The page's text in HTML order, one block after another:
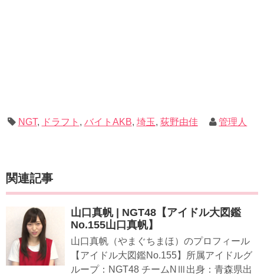
NGT, ドラフト , バイトAKB, 埼玉, 荻野由佳 管理人
関連記事
山口真帆 | NGT48【アイドル大図鑑
No.155山口真帆】
山口真帆（やまぐちまほ）のプロフィール
【アイドル大図鑑No.155】所属アイドルグ
ループ：NGT48 チームNⅢ出身：青森県出